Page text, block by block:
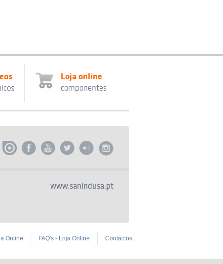
Loja online
componentes
www.sanindusa.pt
Online FAQ's - Loja Online Contactos